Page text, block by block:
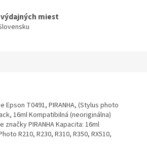
výdajných miest
T0491, PIRANHA, (Stylus photo
16ml Kompatibilná (neoriginálna)
PIRANHA Kapacita: 16ml
R210, R230, R310, R350, RX510,